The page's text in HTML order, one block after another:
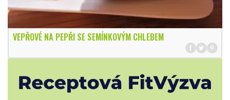
VEPŘOVÉ NA PEPŘI SE SEMÍNKOVÝM CHLEBEM